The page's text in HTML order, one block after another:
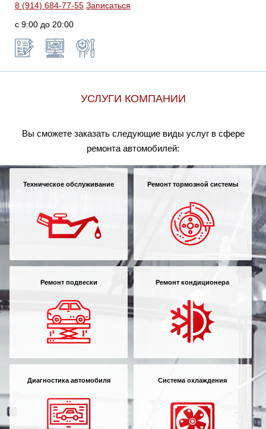
8 (914) 684-77-55 Записаться
с 9:00 до 20:00
УСЛУГИ КОМПАНИИ
Вы сможете заказать следующие виды услуг в сфере
ремонта автомобилей:
Техническое обслуживание Ремонт тормозной системы
Ремонт подвески Ремонт кондиционера
Диагностика автомобиля Система охлаждения